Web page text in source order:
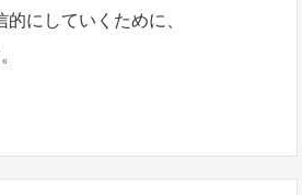
にしていくために、